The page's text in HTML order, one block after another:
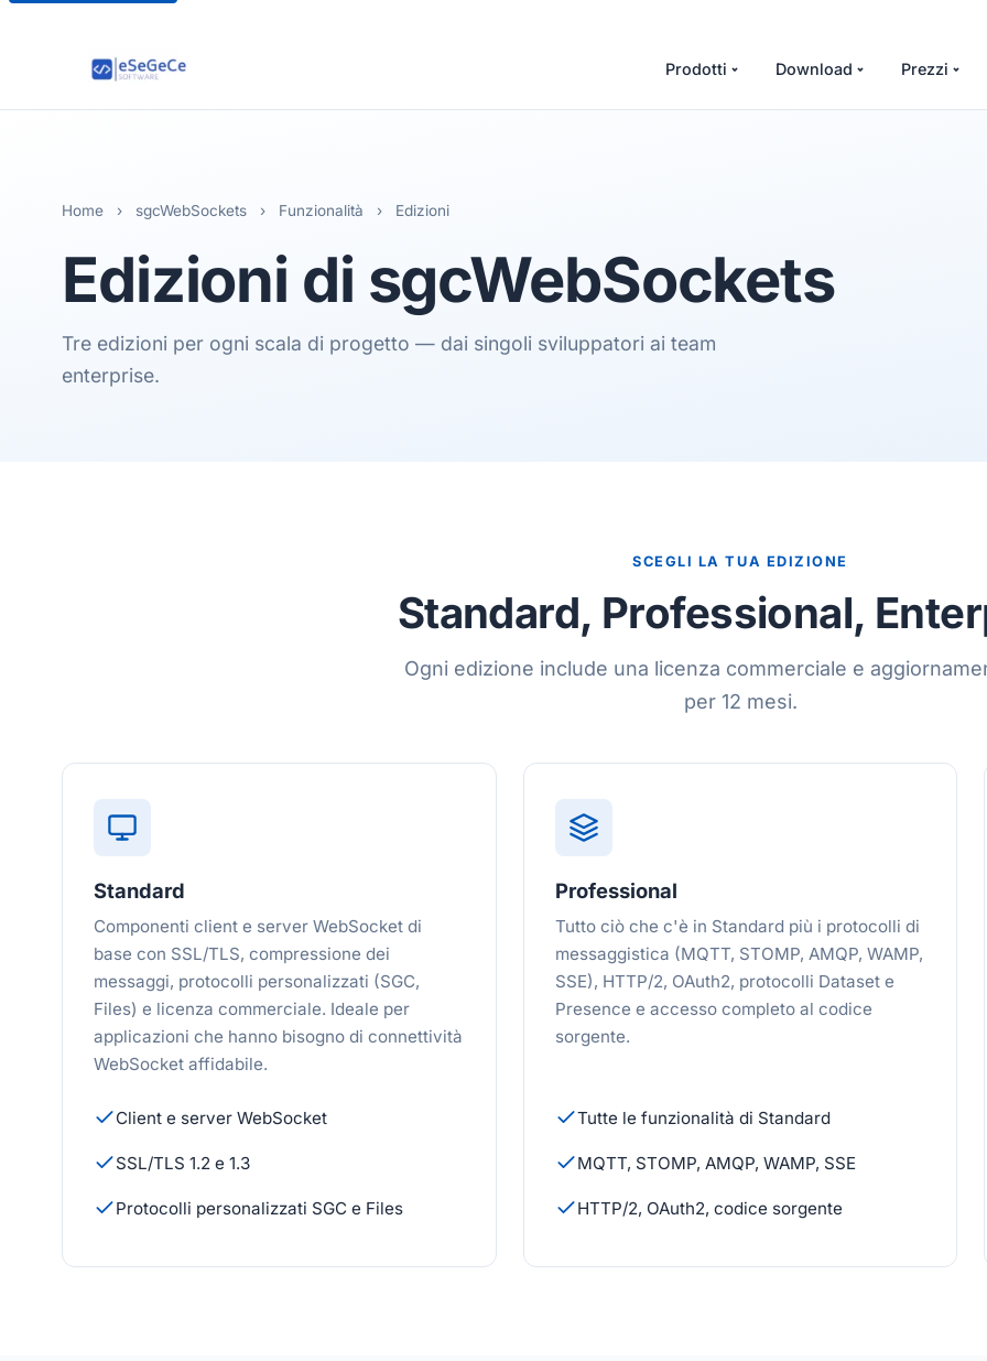
Prodotti Download Prezzi
Home › sgcWebSockets › Funzionalità › Edizioni
Edizioni di sgcWebSockets
Tre edizioni per ogni scala di progetto — dai singoli sviluppatori ai team
enterprise.
SCEGLI LA TUA EDIZIONE
Standard, Professional,
Ogni edizione include una licenza commerciale e
per 12 mesi.
Standard
Componenti client e server WebSocket di
base con SSL/TLS, compressione dei
messaggi, protocolli personalizzati (SGC,
Files) e licenza commerciale. Ideale per
applicazioni che hanno bisogno di connettività
WebSocket affidabile.
Client e server WebSocket
SSL/TLS 1.2 e 1.3
Protocolli personalizzati SGC e Files
Professional
Tutto ciò che c'è in Standard più i protocolli di
messaggistica (MQTT, STOMP, AMQP, WAMP,
SSE), HTTP/2, OAuth2, protocolli Dataset e
Presence e accesso completo al codice
sorgente.
Tutte le funzionalità di Standard
MQTT, STOMP, AMQP, WAMP, SSE
HTTP/2, OAuth2, codice sorgente